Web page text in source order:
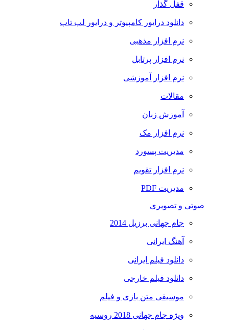
قفل گذار
دانلود درایور کامپیوتر و درایور لپ تاپ
نرم افزار مذهبی
نرم افزار پرتابل
نرم افزار آموزشی
مقالات
آموزش زبان
نرم افزار مک
مدیریت پسورد
نرم افزار تقویم
مدیریت PDF
صوتی و تصویری
جام جهانی برزیل 2014
آهنگ ایرانی
دانلود فیلم ایرانی
دانلود فیلم خارجی
موسیقی متن بازی و فیلم
ویژه جام جهانی 2018 روسیه